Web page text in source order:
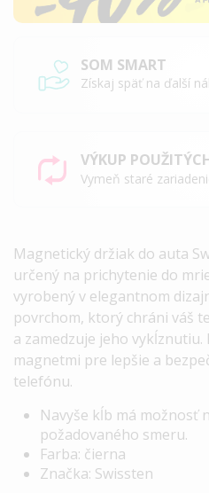
SOM SMART
Získaj späť na ďalší
VÝKUP
Vymeň staré
Magnetický držiak do auta
určený na prichytenie do
vyrobený v elegantnom
povrchom, ktorý chráni váš
a zamedzuje jeho
magnetmi pre lepšie a
telefónu.
Navyše kĺb má možnosť
požadovaného smeru.
Farba: čierna
Značka: Swissten